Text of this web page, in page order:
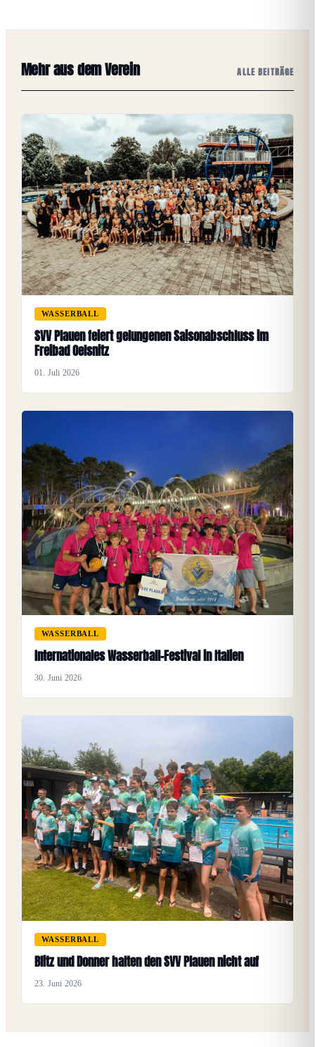
Mehr aus dem Verein ALLE BEITRÄGE
WASSERBALL
SVV Plauen feiert gelungenen Saisonabschluss im
Freibad Oelsnitz
01. Juli 2026
WASSERBALL
Internationales Wasserball-Festival in Italien
30. Juni 2026
WASSERBALL
Blitz und Donner halten den SVV Plauen nicht auf
23. Juni 2026